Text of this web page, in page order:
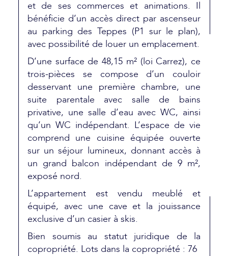
et de ses commerces et animations. Il
bénéficie d’un accès direct par ascenseur
au parking des Teppes (P1 sur le plan),
avec possibilité de louer un emplacement.
D’une surface de 48,15 m² (loi Carrez), ce
trois-pièces se compose d’un couloir
desservant une première chambre, une
suite parentale avec salle de bains
privative, une salle d’eau avec WC, ainsi
qu’un WC indépendant. L’espace de vie
comprend une cuisine équipée ouverte
sur un séjour lumineux, donnant accès à
un grand balcon indépendant de 9 m²,
exposé nord.
L’appartement est vendu meublé et
équipé, avec une cave et la jouissance
exclusive d’un casier à skis.
Bien soumis au statut juridique de la
copropriété. Lots dans la copropriété : 76